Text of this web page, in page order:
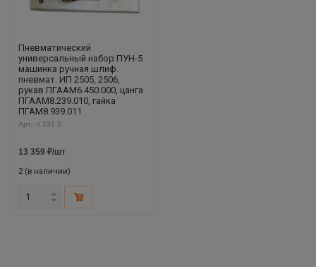
Пневматический
универсальный набор ПУН-5
машинка ручная шлиф.
пневмат. ИП 2505, 2506,
рукав ПГААМ6.450.000, цанга
ПГААМ8.239.010, гайка
ПГАМ8.939.011
Арт.: ri.231.2
13 359 ₽/шт
2 (в наличии)